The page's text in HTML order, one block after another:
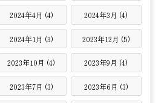
2024年4月 (4) 2024年3月 (4)
2024年1月 (3) 2023年12月 (5)
2023年10月 (4) 2023年9月 (4)
2023年7月 (3) 2023年6月 (3)